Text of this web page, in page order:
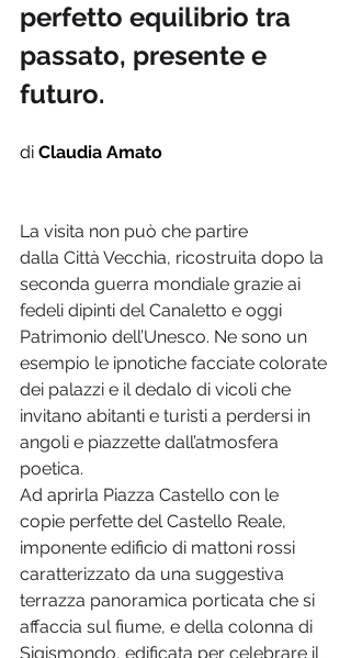
perfetto equilibrio tra
passato, presente e
futuro.
di Claudia Amato
La visita non può che partire
dalla Città Vecchia, ricostruita dopo la
seconda guerra mondiale grazie ai
fedeli dipinti del Canaletto e oggi
Patrimonio dell’Unesco. Ne sono un
esempio le ipnotiche facciate colorate
dei palazzi e il dedalo di vicoli che
invitano abitanti e turisti a perdersi in
angoli e piazzette dall’atmosfera
poetica.
Ad aprirla Piazza Castello con le
copie perfette del Castello Reale,
imponente edificio di mattoni rossi
caratterizzato da una suggestiva
terrazza panoramica porticata che si
affaccia sul fiume, e della colonna di
Sigismondo, edificata per celebrare il